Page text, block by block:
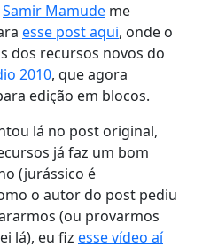
Samir Mamude me
esse post aqui, onde o
dos recursos novos do
2010, que agora
edição em blocos.
lá no post original,
já faz um bom
(jurássico é
o autor do post pediu
(ou provarmos
lá), eu fiz esse vídeo aí